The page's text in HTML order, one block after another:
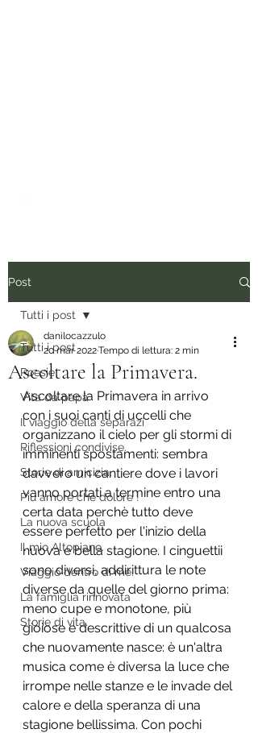
Post
Tutti i post
Poesie
Vita da papà
Il viaggio della separazi
Riflessioni condivise.
Storie di amicizia.
Più amore che dolore !
La nuova scuola
Il mio Altopiano.
Viaggio dentro di me.
La famiglia rinnovata
Storie di vita.
Tutti i post
Ascoltare la Primavera.
danilocazzulo
20 mar 2022Tempo di lettura: 2 min
Ascoltare la Primavera in arrivo
con i suoi canti di uccelli che
organizzano il cielo per gli stormi di
imminenti spostamenti: sembra
davvero un cantiere dove i lavori
vanno portati a termine entro una
certa data perchè tutto deve
essere perfetto per l'inizio della
nuova e bella stagione. I cinguettii
sono diversi, addirittura le note
diverse da quelle del giorno prima:
meno cupe e monotone, più
gioiose e descrittive di un qualcosa
che nuovamente nasce: è un'altra
musica come è diversa la luce che
irrompe nelle stanze e le invade del
calore e della speranza di una
stagione bellissima. Con pochi